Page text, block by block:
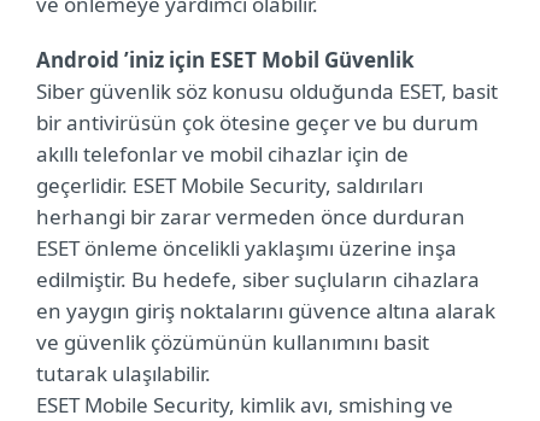
Android ’iniz için ESET Mobil Güvenlik
Siber güvenlik söz konusu olduğunda ESET, basit
bir antivirüsün çok ötesine geçer ve bu durum
akıllı telefonlar ve mobil cihazlar için de
geçerlidir. ESET Mobile Security, saldırıları
herhangi bir zarar vermeden önce durduran
ESET önleme öncelikli yaklaşımı üzerine inşa
edilmiştir. Bu hedefe, siber suçluların cihazlara
en yaygın giriş noktalarını güvence altına alarak
ve güvenlik çözümünün kullanımını basit
tutarak ulaşılabilir.
ESET Mobile Security, kimlik avı, smishing ve